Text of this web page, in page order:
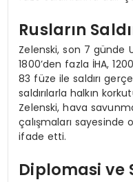
Rusların
Zelenski, son 7 günde
1800’den fazla İHA,
83 füze ile saldırı
saldırılarla halkın
Zelenski, hava
çalışmaları
ifade etti.
Diplomasi ve